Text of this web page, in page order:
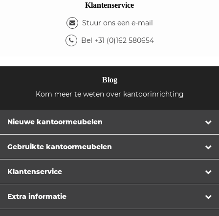
Klantenservice
Stuur ons een e-mail
Bel +31 (0)162 580654
Blog
Kom meer te weten over kantoorinrichting
Nieuwe kantoormeubelen
Gebruikte kantoormeubelen
Klantenservice
Extra informatie